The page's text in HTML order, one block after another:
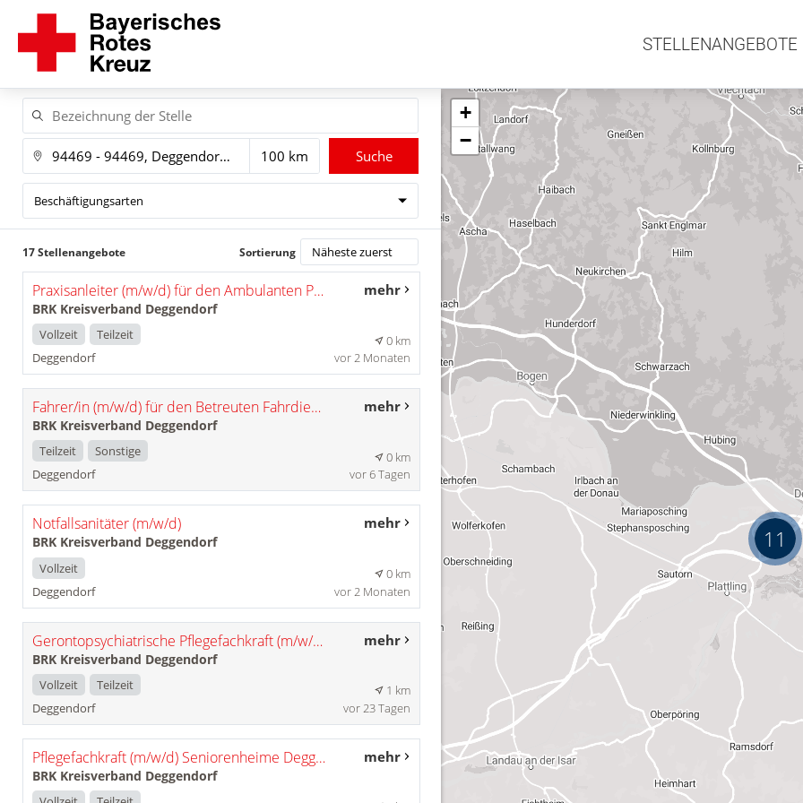
STELLENANGEBOTE
Suche
Beschäftigungsarten
17 Stellenangebote Sortierung
Praxisanleiter (m/w/d) für den Ambulanten Pflegedienst
BRK Kreisverband Deggendorf
Vollzeit
Teilzeit
Deggendorf
mehr
0 km
vor 2 Monaten
Fahrer/in (m/w/d) für den Betreuten Fahrdienst
BRK Kreisverband Deggendorf
Teilzeit
Sonstige
Deggendorf
mehr
0 km
vor 6 Tagen
Notfallsanitäter (m/w/d)
BRK Kreisverband Deggendorf
Vollzeit
Deggendorf
mehr
0 km
vor 2 Monaten
Gerontopsychiatrische Pflegefachkraft (m/w/d) als Funktionsstelle
BRK Kreisverband Deggendorf
Vollzeit
Teilzeit
Deggendorf
mehr
1 km
vor 23 Tagen
Pflegefachkraft (m/w/d) Seniorenheime Deggendorf
BRK Kreisverband Deggendorf
mehr
11
+
−